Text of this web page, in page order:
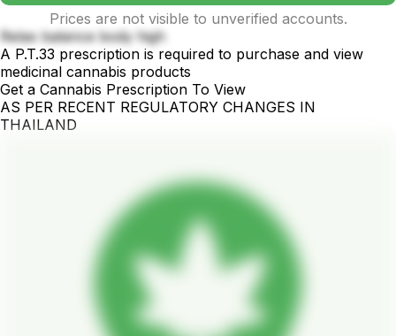
Prices are not visible to unverified accounts.
Relax balance body high
A P.T.33 prescription is required to purchase and view
medicinal cannabis products
Get a Cannabis Prescription To View
AS PER RECENT REGULATORY CHANGES IN
THAILAND